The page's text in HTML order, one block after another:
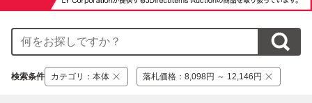
検索条件 カテゴリ ： 本体 落札価格 ： 8,098円 ～ 12,146円